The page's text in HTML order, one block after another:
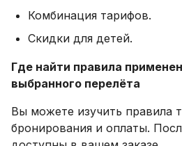
Комбинация тарифов.
Скидки для детей.
Где найти правила
выбранного перелёта
Вы можете изучить правила
бронирования и оплаты.